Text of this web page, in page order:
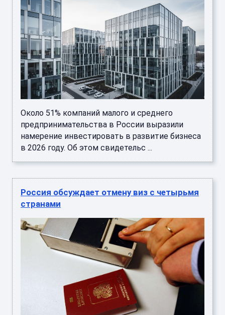
Около 51% компаний малого и среднего
предпринимательства в России выразили
намерение инвестировать в развитие бизнеса
в 2026 году. Об этом свидетельс ...
Россия обсуждает отмену виз с четырьмя
странами